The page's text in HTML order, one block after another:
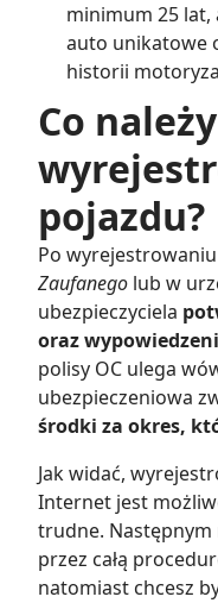
minimum 25 lat,
auto unikatowe
historii
Co
pojazdu?
Po
Zaufanego lub w
ubezpieczyciela
oraz
polisy OC ulega
ubezpieczeniowa
środki za okres,
Jak widać,
Internet jest
trudne. Następnym
przez całą
natomiast chcesz